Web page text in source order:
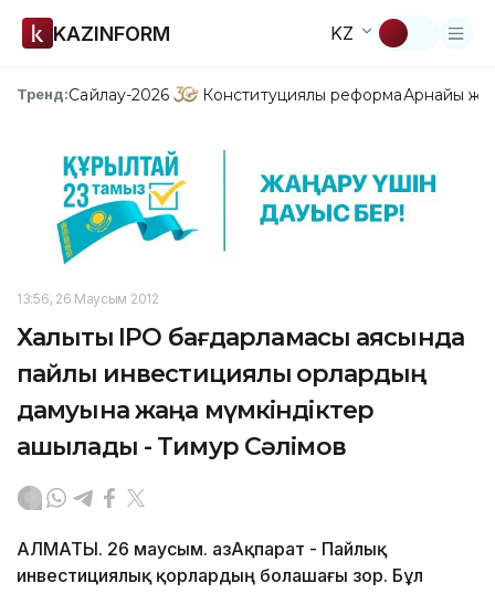
KAZINFORM KZ
Тренд:Сайлау-2026 Конституциялық реформаАрнайы
13:56, 26 Маусым 2012
Халықтық ІРО бағдарламасы аясында
пайлық инвестициялық қорлардың
дамуына жаңа мүмкіндіктер
ашылады - Тимур Сәлімов
АЛМАТЫ. 26 маусым. ҚазАқпарат - Пайлық
инвестициялық қорлардың болашағы зор. Бұл